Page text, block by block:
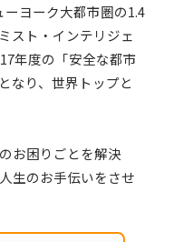
ヨーク大都市圏の1.4
スト・インテリジェ
年度の「安全な都市
なり、世界トップと
お困りごとを解決
生のお手伝いをさせ